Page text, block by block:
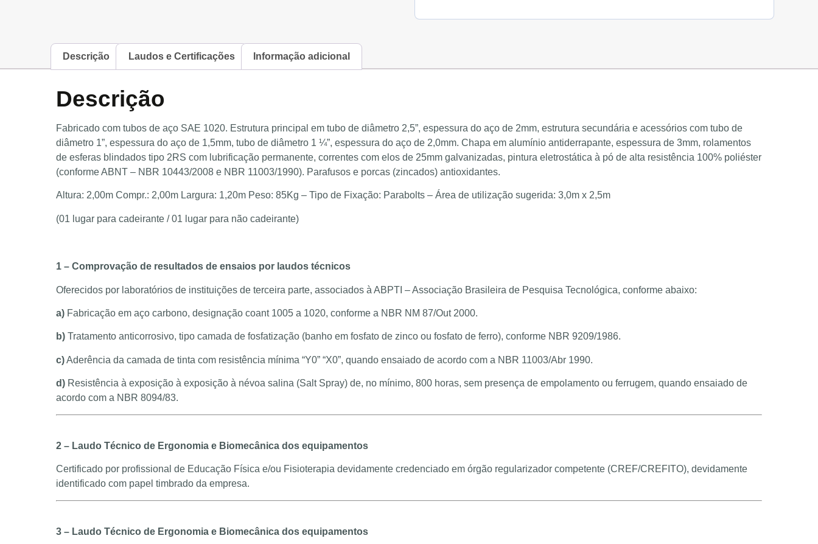
Descrição Laudos e Certificações Informação adicional
Descrição
Fabricado com tubos de aço SAE 1020. Estrutura principal em tubo de diâmetro 2,5”, espessura do aço de 2mm, estrutura secundária e acessórios com tubo de
diâmetro 1”, espessura do aço de 1,5mm, tubo de diâmetro 1 ¼”, espessura do aço de 2,0mm. Chapa em alumínio antiderrapante, espessura de 3mm, rolamentos
de esferas blindados tipo 2RS com lubrificação permanente, correntes com elos de 25mm galvanizadas, pintura eletrostática à pó de alta resistência 100% poliéster
(conforme ABNT – NBR 10443/2008 e NBR 11003/1990). Parafusos e porcas (zincados) antioxidantes.
Altura: 2,00m Compr.: 2,00m Largura: 1,20m Peso: 85Kg – Tipo de Fixação: Parabolts – Área de utilização sugerida: 3,0m x 2,5m
(01 lugar para cadeirante / 01 lugar para não cadeirante)
1 – Comprovação de resultados de ensaios por laudos técnicos
Oferecidos por laboratórios de instituições de terceira parte, associados à ABPTI – Associação Brasileira de Pesquisa Tecnológica, conforme abaixo:
a) Fabricação em aço carbono, designação coant 1005 a 1020, conforme a NBR NM 87/Out 2000.
b) Tratamento anticorrosivo, tipo camada de fosfatização (banho em fosfato de zinco ou fosfato de ferro), conforme NBR 9209/1986.
c)Aderência da camada de tinta com resistência mínima “Y0” “X0”, quando ensaiado de acordo com a NBR 11003/Abr 1990.
d) Resistência à exposição à exposição à névoa salina (Salt Spray) de, no mínimo, 800 horas, sem presença de empolamento ou ferrugem, quando ensaiado de
acordo com a NBR 8094/83.
2 – Laudo Técnico de Ergonomia e Biomecânica dos equipamentos
Certificado por profissional de Educação Física e/ou Fisioterapia devidamente credenciado em órgão regularizador competente (CREF/CREFITO), devidamente
identificado com papel timbrado da empresa.
3 – Laudo Técnico de Ergonomia e Biomecânica dos equipamentos